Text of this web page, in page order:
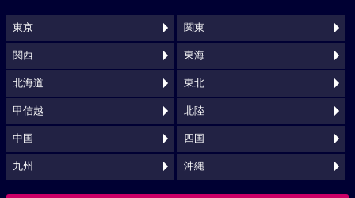
東京 関東
関西 東海
北海道 東北
甲信越 北陸
中国 四国
九州 沖縄